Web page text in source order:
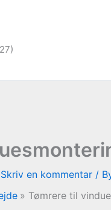
Skriv en kommentar /
Tømrere til